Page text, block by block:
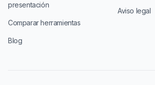
presentación
Comparar herramientas
Blog
Aviso legal